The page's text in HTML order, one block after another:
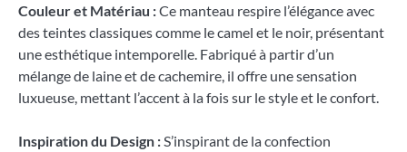
Couleur et Matériau :Ce manteau respire l’élégance avec
des teintes classiques comme le camel et le noir, présentant
une esthétique intemporelle. Fabriqué à partir d’un
mélange de laine et de cachemire, il offre une sensation
luxueuse, mettant l’accent à la fois sur le style et le confort.
Inspiration du Design :S’inspirant de la confection